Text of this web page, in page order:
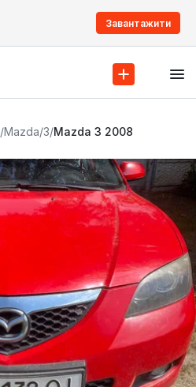
Завантажити
/Mazda/3/Mazda 3 2008